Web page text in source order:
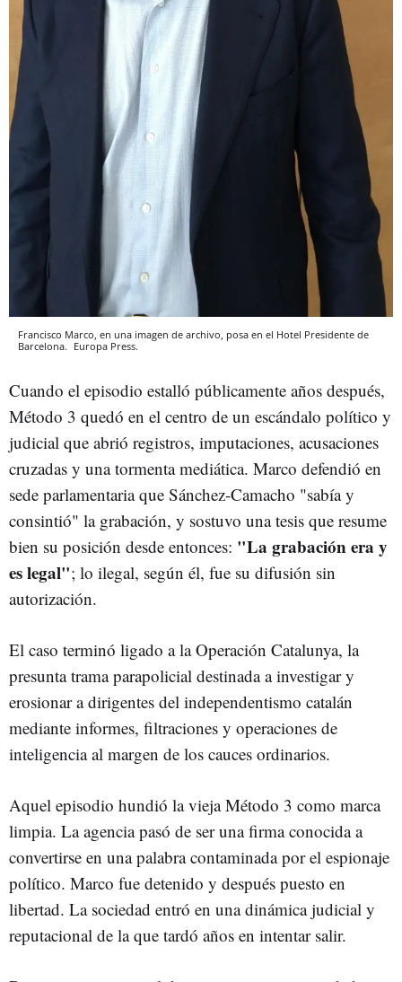
Francisco Marco, en una imagen de archivo, posa en el Hotel Presidente de
Barcelona. Europa Press.
Cuando el episodio estalló públicamente años después,
Método 3 quedó en el centro de un escándalo político y
judicial que abrió registros, imputaciones, acusaciones
cruzadas y una tormenta mediática. Marco defendió en
sede parlamentaria que Sánchez-Camacho "sabía y
consintió" la grabación, y sostuvo una tesis que resume
bien su posición desde entonces: "La grabación era y
es legal"; lo ilegal, según él, fue su difusión sin
autorización.
El caso terminó ligado a la Operación Catalunya, la
presunta trama parapolicial destinada a investigar y
erosionar a dirigentes del independentismo catalán
mediante informes, filtraciones y operaciones de
inteligencia al margen de los cauces ordinarios.
Aquel episodio hundió la vieja Método 3 como marca
limpia. La agencia pasó de ser una firma conocida a
convertirse en una palabra contaminada por el espionaje
político. Marco fue detenido y después puesto en
libertad. La sociedad entró en una dinámica judicial y
reputacional de la que tardó años en intentar salir.